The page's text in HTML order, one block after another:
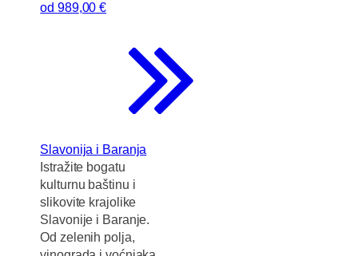
od 989,00 €
Slavonija i Baranja
Istražite bogatu
kulturnu baštinu i
slikovite krajolike
Slavonije i Baranje.
Od zelenih polja,